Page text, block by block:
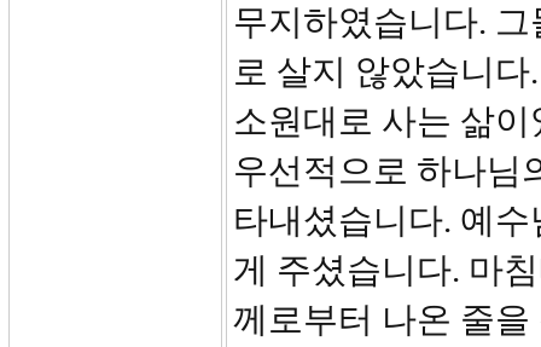
무지하였습니다.
로 살지 않았습니
소원대로 사는 삶
우선적으로 하나님
타내셨습니다. 예
게 주셨습니다. 마
께로부터 나온 줄